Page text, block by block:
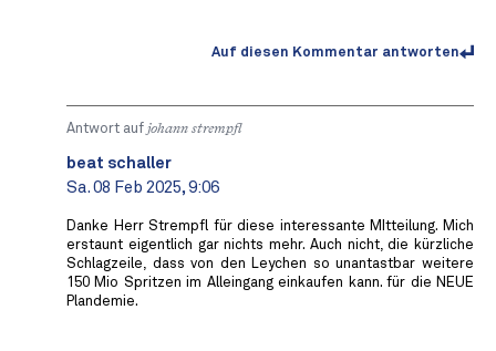
Auf diesen Kommentar antworten
Antwort auf johann strempfl
beat schaller
Sa. 08 Feb 2025, 9:06
Danke Herr Strempfl für diese interessante MItteilung. Mich
erstaunt eigentlich gar nichts mehr. Auch nicht, die kürzliche
Schlagzeile, dass von den Leychen so unantastbar weitere
150 Mio Spritzen im Alleingang einkaufen kann. für die NEUE
Plandemie.